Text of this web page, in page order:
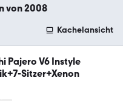
von 2008
Kachelansicht
Pajero V6 Instyle
Sitzer+Xenon